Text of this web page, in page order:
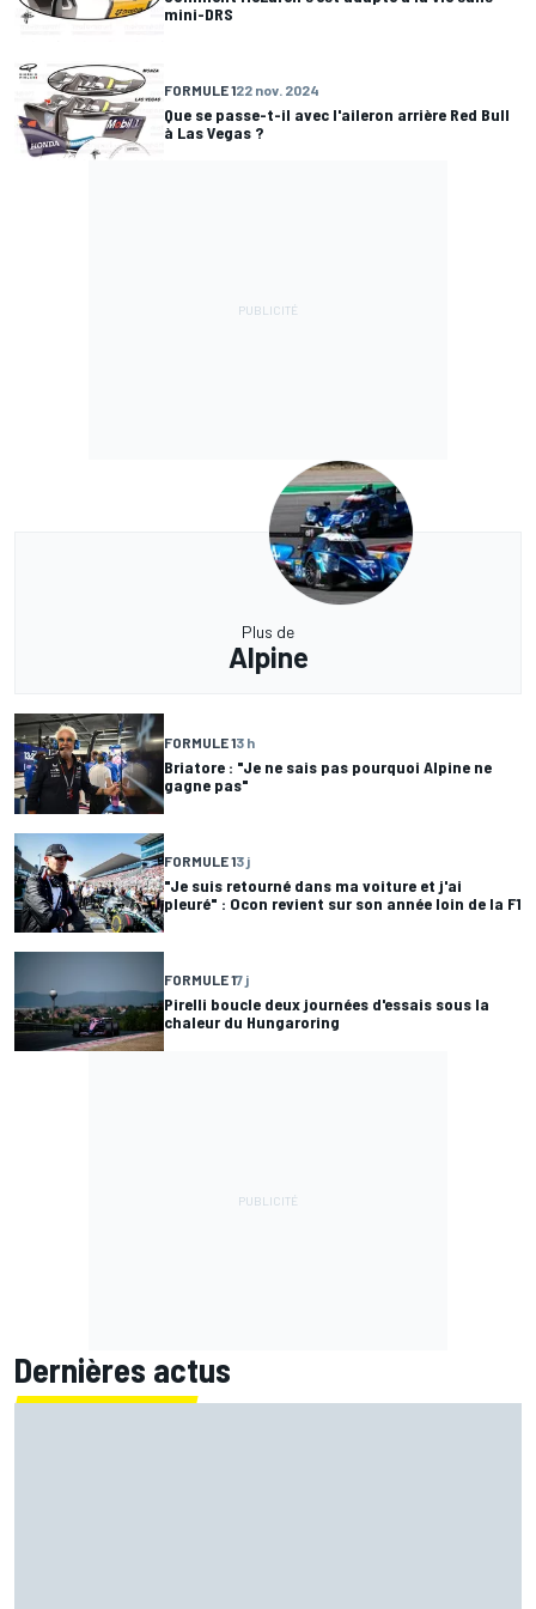
mini-DRS
FORMULE 122 nov. 2024
Que se passe-t-il avec l'aileron arrière Red Bull
à Las Vegas ?
Plus de
Alpine
FORMULE 13 h
Briatore : "Je ne sais pas pourquoi Alpine ne
gagne pas"
FORMULE 13 j
"Je suis retourné dans ma voiture et j'ai
pleuré" : Ocon revient sur son année loin de la F1
FORMULE 17 j
Pirelli boucle deux journées d'essais sous la
chaleur du Hungaroring
Dernières actus